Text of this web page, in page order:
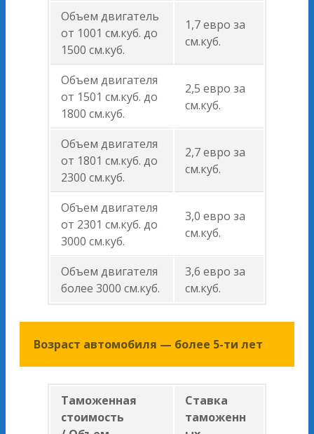
Объем двигатель
от 1001 см.куб. до
1500 см.куб.
1,7 евро за
см.куб.
Объем двигателя
от 1501 см.куб. до
1800 см.куб.
2,5 евро за
см.куб.
Объем двигателя
от 1801 см.куб. до
2300 см.куб.
2,7 евро за
см.куб.
Объем двигателя
от 2301 см.куб. до
3000 см.куб.
3,0 евро за
см.куб.
Объем двигателя
более 3000 см.куб.
3,6 евро за
см.куб.
Возраст автомобиля — более 5-ти лет
Таможенная
стоимость
Ставка
таможенн